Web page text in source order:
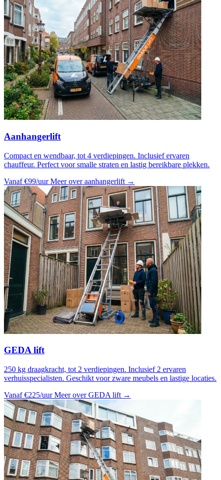
Aanhangerlift
Compact en wendbaar, tot 4 verdiepingen. Inclusief ervaren
chauffeur. Perfect voor smalle straten en lastig bereikbare plekken.
Vanaf €99/uur Meer over aanhangerlift →
GEDA lift
250 kg draagkracht, tot 2 verdiepingen. Inclusief 2 ervaren
verhuisspecialisten. Geschikt voor zware meubels en lastige locaties.
Vanaf €225/uur Meer over GEDA lift →